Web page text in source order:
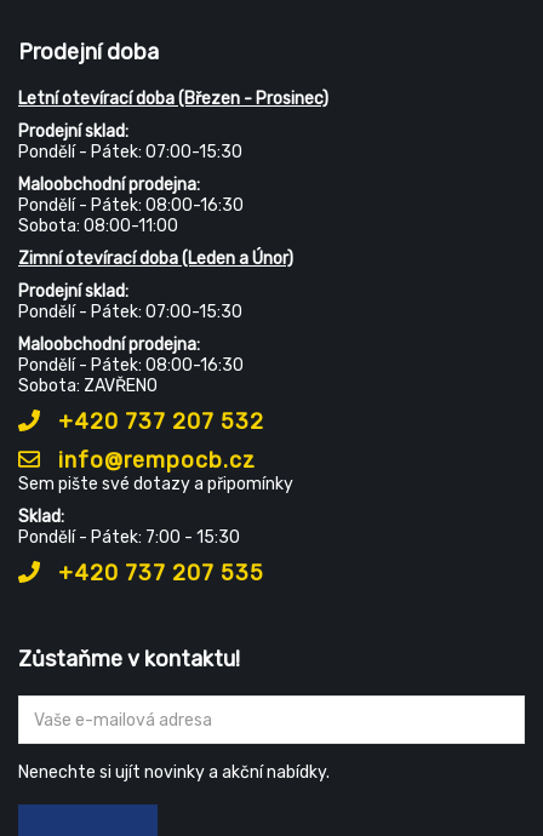
Prodejní doba
Letní otevírací doba (Březen - Prosinec)
Prodejní sklad:
Pondělí - Pátek: 07:00-15:30
Maloobchodní prodejna:
Pondělí - Pátek: 08:00-16:30
Sobota: 08:00-11:00
Zimní otevírací doba (Leden a Únor)
Prodejní sklad:
Pondělí - Pátek: 07:00-15:30
Maloobchodní prodejna:
Pondělí - Pátek: 08:00-16:30
Sobota: ZAVŘENO
+420 737 207 532
info@rempocb.cz
Sem pište své dotazy a připomínky
Sklad:
Pondělí - Pátek: 7:00 - 15:30
+420 737 207 535
Zůstaňme v kontaktu!
Nenechte si ujít novinky a akční nabídky.